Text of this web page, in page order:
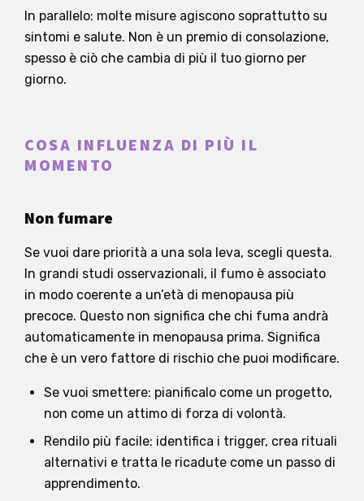
In parallelo: molte misure agiscono soprattutto su
sintomi e salute. Non è un premio di consolazione,
spesso è ciò che cambia di più il tuo giorno per
giorno.
COSA INFLUENZA DI PIÙ IL
MOMENTO
Non fumare
Se vuoi dare priorità a una sola leva, scegli questa.
In grandi studi osservazionali, il fumo è associato
in modo coerente a un’età di menopausa più
precoce. Questo non significa che chi fuma andrà
automaticamente in menopausa prima. Significa
che è un vero fattore di rischio che puoi modificare.
Se vuoi smettere: pianificalo come un progetto,
non come un attimo di forza di volontà.
Rendilo più facile: identifica i trigger, crea rituali
alternativi e tratta le ricadute come un passo di
apprendimento.